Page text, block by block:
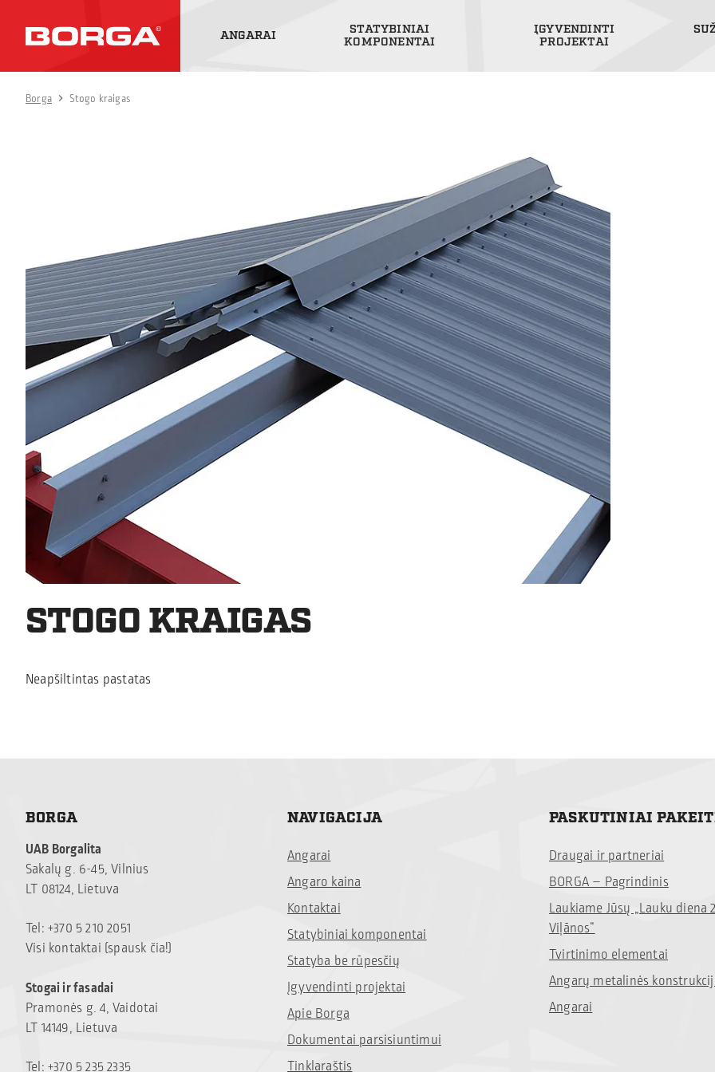
ANGARAI
STATYBINIAI
KOMPONENTAI
ĮGYVENDINTI
PROJEKTAI
Borga Stogo kraigas
STOGO KRAIGAS
Neapšiltintas pastatas
BORGA
UAB Borgalita
Sakalų g. 6-45, Vilnius
LT 08124, Lietuva
Tel: +370 5 210 2051
Visi kontaktai (spausk čia!)
Stogai ir fasadai
Pramonės g. 4, Vaidotai
LT 14149, Lietuva
Tel: +370 5 235 2335
NAVIGACIJA
Angarai
Angaro kaina
Kontaktai
Statybiniai komponentai
Statyba be rūpesčių
Įgyvendinti projektai
Apie Borga
Dokumentai parsisiuntimui
Tinklaraštis
PASKUTINIAI
Draugai ir partneriai
BORGA – Pagrindinis
Laukiame Jūsų „Lauku diena
Viļānos“
Tvirtinimo elementai
Angarų metalinės
Angarai